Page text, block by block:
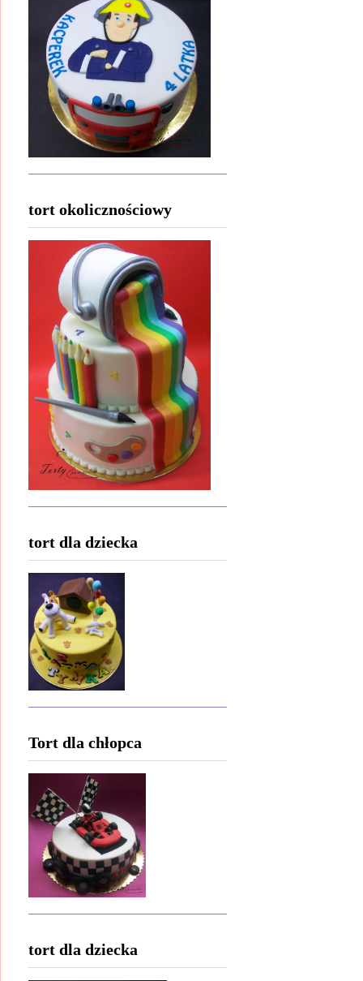
tort okolicznościowy
tort dla dziecka
Tort dla chłopca
tort dla dziecka